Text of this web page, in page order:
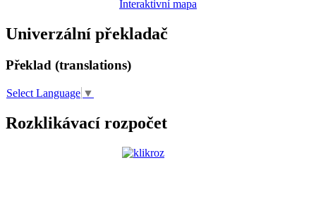
Interaktivní mapa
Univerzální překladač
Překlad (translations)
Select Language ▼
Rozklikávací rozpočet